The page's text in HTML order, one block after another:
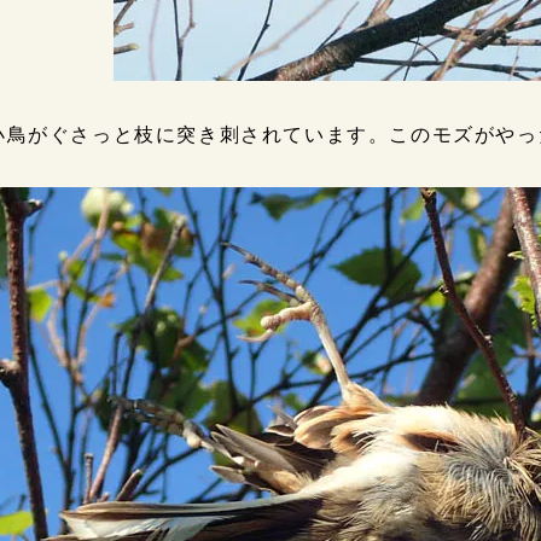
鳥がぐさっと枝に突き刺されています。このモズがや